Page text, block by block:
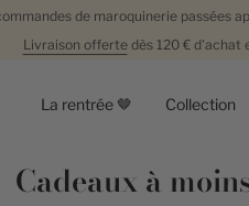
de maroquinerie passées
Livraison offerte dès 120 €d'achat
La rentrée 🤎 Collection
Cadeaux à